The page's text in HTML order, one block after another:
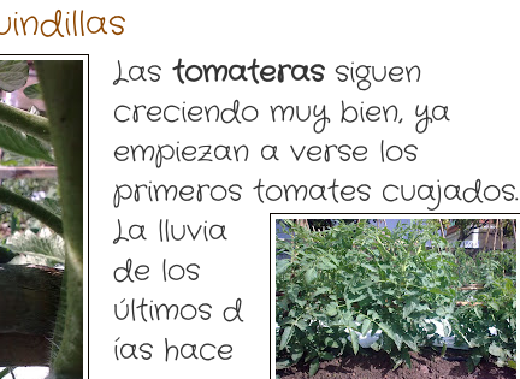
Las tomateras siguen
creciendo muy bien, ya
empiezan a verse los
primeros tomates cuajados.
La lluvia
de los
últimos d
ías hace